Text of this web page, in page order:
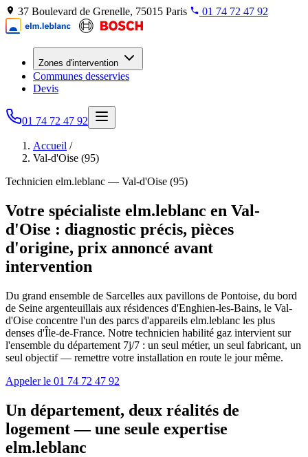
37 Boulevard de Grenelle, 75015 Paris 01 74 72 47 92
Zones d'intervention
Communes desservies
Devis
01 74 72 47 92
Accueil /
Val-d'Oise (95)
Technicien elm.leblanc — Val-d'Oise (95)
Votre spécialiste elm.leblanc en Val-
d'Oise : diagnostic précis, pièces
d'origine, prix annoncé avant
intervention
Du grand ensemble de Sarcelles aux pavillons de Pontoise, du bord
de Seine argenteuillais aux résidences d'Enghien-les-Bains, le Val-
d'Oise concentre l'un des parcs d'appareils elm.leblanc les plus
denses d'Île-de-France. Notre technicien habilité gaz intervient sur
l'ensemble du département 7j/7 : un seul métier, un seul fabricant, un
seul objectif — remettre votre installation en route le jour même.
Appeler le 01 74 72 47 92
Un département, deux réalités de
logement — une seule expertise
elm.leblanc